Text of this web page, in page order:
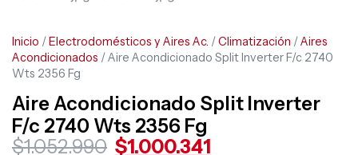
Inicio /Electrodomésticos y Aires Ac. /Climatización /Aires
Acondicionados / Aire Acondicionado Split Inverter F/c 2740
Wts 2356 Fg
Aire Acondicionado Split Inverter
F/c 2740 Wts 2356 Fg
$1.052.990 $1.000.341